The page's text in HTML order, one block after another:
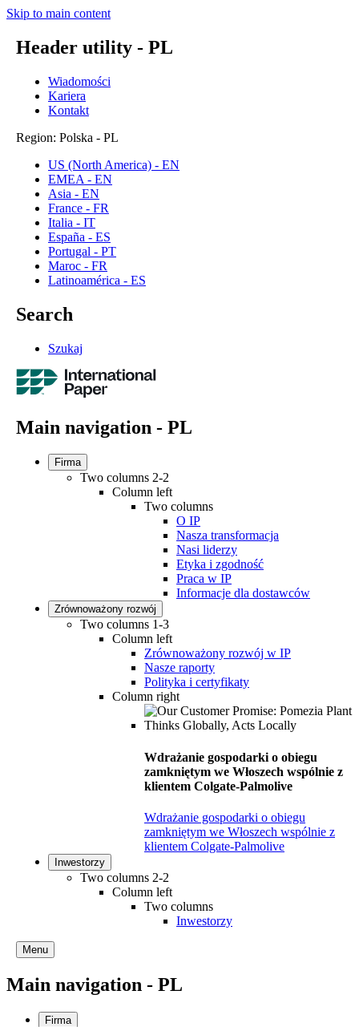
Skip to main content
Header utility - PL
Wiadomości
Kariera
Kontakt
Region: Polska - PL
US (North America) - EN
EMEA - EN
Asia - EN
France - FR
Italia - IT
España - ES
Portugal - PT
Maroc - FR
Latinoamérica - ES
Search
Szukaj
Main navigation - PL
Firma
Two columns 2-2
Column left
Two columns
O IP
Nasza transformacja
Nasi liderzy
Etyka i zgodność
Praca w IP
Informacje dla dostawców
Zrównoważony rozwój
Two columns 1-3
Column left
Zrównoważony rozwój w IP
Nasze raporty
Polityka i certyfikaty
Column right
Wdrażanie gospodarki o obiegu
zamkniętym we Włoszech wspólnie z
klientem Colgate-Palmolive
Wdrażanie gospodarki o obiegu
zamkniętym we Włoszech wspólnie z
klientem Colgate-Palmolive
Inwestorzy
Two columns 2-2
Column left
Two columns
Inwestorzy
Menu
Main navigation - PL
Firma